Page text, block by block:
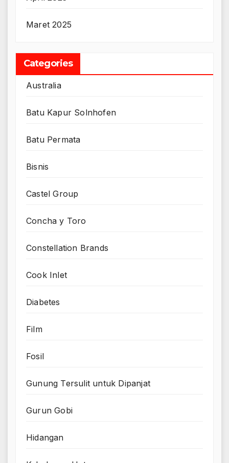
Maret 2025
Categories
Australia
Batu Kapur Solnhofen
Batu Permata
Bisnis
Castel Group
Concha y Toro
Constellation Brands
Cook Inlet
Diabetes
Film
Fosil
Gunung Tersulit untuk Dipanjat
Gurun Gobi
Hidangan